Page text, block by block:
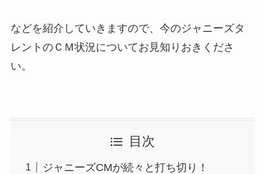
などを紹介していきますので、今のジャニーズタ
レントのＣＭ状況についてお見知りおきくださ
い。
目次
ジャニーズCMが続々と打ち切り！